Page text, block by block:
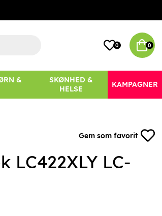
0 0
&
SKØNHED &
HELSE
KAMPAGNER
Gem som favorit
LC422XLY LC-